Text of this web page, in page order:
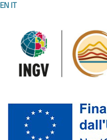
EN IT